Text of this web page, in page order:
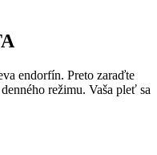
endorfín. Preto zaraďte
režimu. Vaša pleť sa